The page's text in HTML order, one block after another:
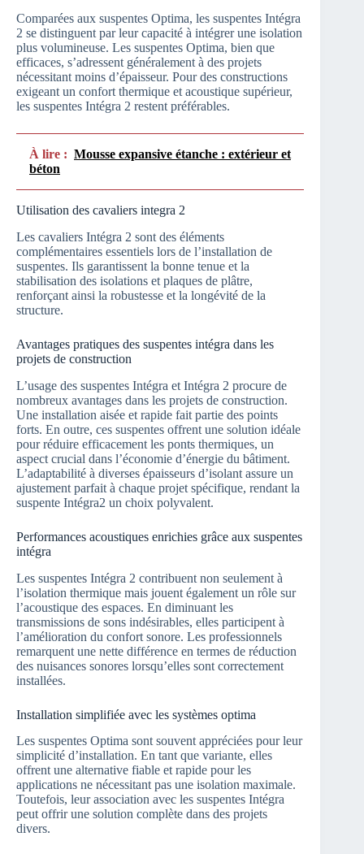
Comparées aux suspentes Optima, les suspentes Intégra
2 se distinguent par leur capacité à intégrer une isolation
plus volumineuse. Les suspentes Optima, bien que
efficaces, s’adressent généralement à des projets
nécessitant moins d’épaisseur. Pour des constructions
exigeant un confort thermique et acoustique supérieur,
les suspentes Intégra 2 restent préférables.
À lire : Mousse expansive étanche : extérieur et
béton
Utilisation des cavaliers integra 2
Les cavaliers Intégra 2 sont des éléments
complémentaires essentiels lors de l’installation de
suspentes. Ils garantissent la bonne tenue et la
stabilisation des isolations et plaques de plâtre,
renforçant ainsi la robustesse et la longévité de la
structure.
Avantages pratiques des suspentes intégra dans les
projets de construction
L’usage des suspentes Intégra et Intégra 2 procure de
nombreux avantages dans les projets de construction.
Une installation aisée et rapide fait partie des points
forts. En outre, ces suspentes offrent une solution idéale
pour réduire efficacement les ponts thermiques, un
aspect crucial dans l’économie d’énergie du bâtiment.
L’adaptabilité à diverses épaisseurs d’isolant assure un
ajustement parfait à chaque projet spécifique, rendant la
suspente Intégra2 un choix polyvalent.
Performances acoustiques enrichies grâce aux suspentes
intégra
Les suspentes Intégra 2 contribuent non seulement à
l’isolation thermique mais jouent également un rôle sur
l’acoustique des espaces. En diminuant les
transmissions de sons indésirables, elles participent à
l’amélioration du confort sonore. Les professionnels
remarquent une nette différence en termes de réduction
des nuisances sonores lorsqu’elles sont correctement
installées.
Installation simplifiée avec les systèmes optima
Les suspentes Optima sont souvent appréciées pour leur
simplicité d’installation. En tant que variante, elles
offrent une alternative fiable et rapide pour les
applications ne nécessitant pas une isolation maximale.
Toutefois, leur association avec les suspentes Intégra
peut offrir une solution complète dans des projets
divers.